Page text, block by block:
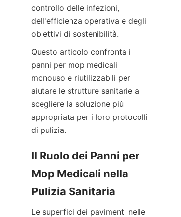
controllo delle infezioni,
dell'efficienza operativa e degli
obiettivi di sostenibilità.
Questo articolo confronta i
panni per mop medicali
monouso e riutilizzabili per
aiutare le strutture sanitarie a
scegliere la soluzione più
appropriata per i loro protocolli
di pulizia.
Il Ruolo dei Panni per
Mop Medicali nella
Pulizia Sanitaria
Le superfici dei pavimenti nelle